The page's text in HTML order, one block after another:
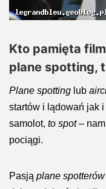
Kto pamięta
plane spotting,
Plane spotting lub
startów i lądowań jak
samolot, to spot–
pociągi.
Pasją plane spotterów